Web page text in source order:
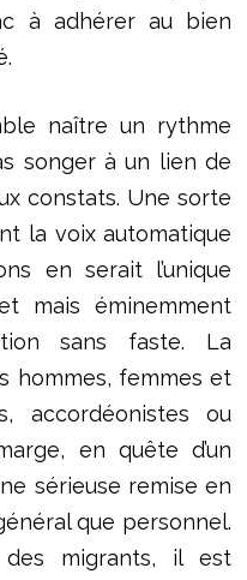
à adhérer au bien
naître un rythme
songer à un lien de
constats. Une sorte
la voix automatique
en serait l’unique
mais éminemment
sans faste. La
hommes, femmes et
accordéonistes ou
en quête d’un
sérieuse remise en
que personnel.
migrants, il est